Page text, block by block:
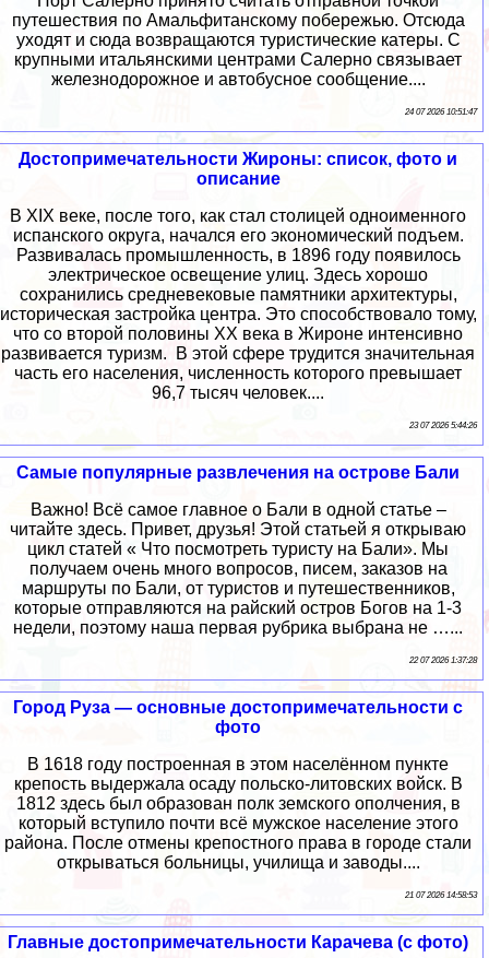
путешествия по Амальфитанскому побережью. Отсюда
уходят и сюда возвращаются туристические катеры. С
крупными итальянскими центрами Салерно связывает
железнодорожное и автобусное сообщение....
24 07 2026 10:51:47
Достопримечательности Жироны: список, фото и
описание
В XIX веке, после того, как стал столицей одноименного
испанского округа, начался его экономический подъем.
Развивалась промышленность, в 1896 году появилось
электрическое освещение улиц. Здесь хорошо
сохранились средневековые памятники архитектуры,
историческая застройка центра. Это способствовало тому,
что со второй половины XX века в Жироне интенсивно
развивается туризм. В этой сфере трудится значительная
часть его населения, численность которого превышает
96,7 тысяч человек....
23 07 2026 5:44:26
Самые популярные развлечения на острове Бали
Важно! Всё самое главное о Бали в одной статье –
читайте здесь. Привет, друзья! Этой статьей я открываю
цикл статей « Что посмотреть туристу на Бали». Мы
получаем очень много вопросов, писем, заказов на
маршруты по Бали, от туристов и путешественников,
которые отправляются на райский остров Богов на 1-3
недели, поэтому наша первая рубрика выбрана не …...
22 07 2026 1:37:28
Город Руза — основные достопримечательности с
фото
В 1618 году построенная в этом населённом пункте
крепость выдержала осаду польско-литовских войск. В
1812 здесь был образован полк земского ополчения, в
который вступило почти всё мужское население этого
района. После отмены крепостного права в городе стали
открываться больницы, училища и заводы....
21 07 2026 14:58:53
Главные достопримечательности Карачева (с фото)